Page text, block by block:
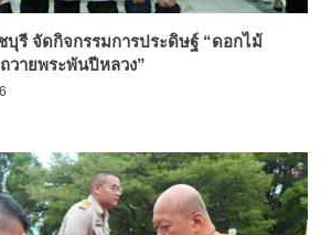
บุรี จัดกิจกรรมการประดิษฐ์ “ดอกไม้
วายพระพันปีหลวง”